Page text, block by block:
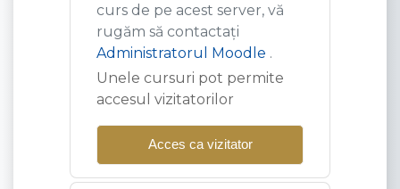
curs de pe acest server, vă
rugăm să contactați
Administratorul Moodle .
Unele cursuri pot permite
accesul vizitatorilor
Acces ca vizitator